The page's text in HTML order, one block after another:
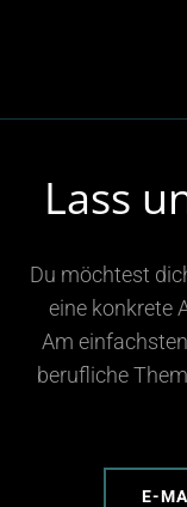
Lass
Du möchtest
eine konkrete
Am
berufliche
E-